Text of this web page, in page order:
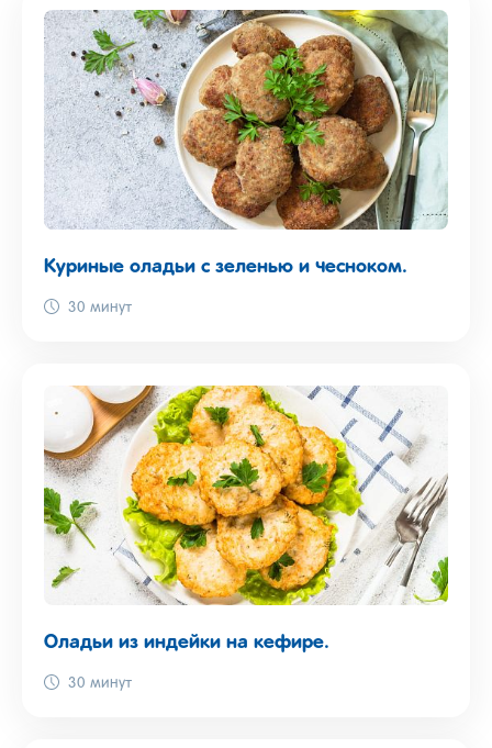
Куриные оладьи с зеленью и чесноком.
30 минут
Оладьи из индейки на кефире.
30 минут